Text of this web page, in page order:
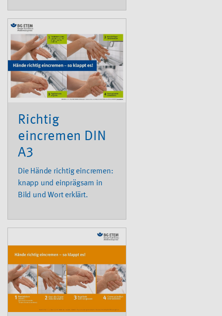
Richtig
eincremen DIN
A3
Die Hände richtig eincremen:
knapp und einprägsam in
Bild und Wort erklärt.